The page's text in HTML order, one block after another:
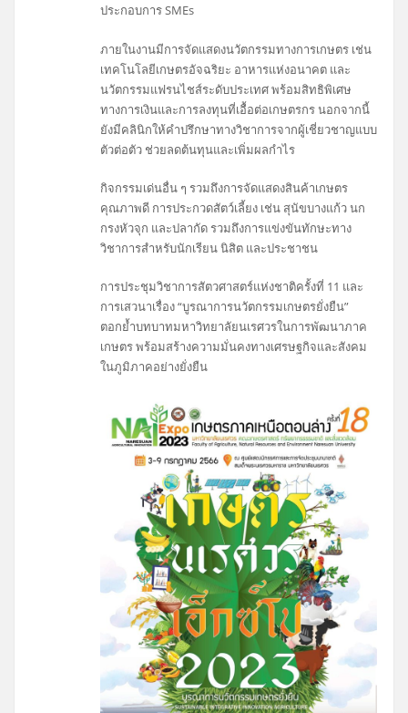
ประกอบการ SMEs
ภายในงานมีการจัดแสดงนวัตกรรมทางการเกษตร เช่น
เทคโนโลยีเกษตรอัจฉริยะ อาหารแห่งอนาคต และ
นวัตกรรมแฟรนไชส์ระดับประเทศ พร้อมสิทธิพิเศษ
ทางการเงินและการลงทุนที่เอื้อต่อเกษตรกร นอกจากนี้
ยังมีคลินิกให้คำปรึกษาทางวิชาการจากผู้เชี่ยวชาญแบบ
ตัวต่อตัว ช่วยลดต้นทุนและเพิ่มผลกำไร
กิจกรรมเด่นอื่น ๆ รวมถึงการจัดแสดงสินค้าเกษตร
คุณภาพดี การประกวดสัตว์เลี้ยง เช่น สุนัขบางแก้ว นก
กรงหัวจุก และปลากัด รวมถึงการแข่งขันทักษะทาง
วิชาการสำหรับนักเรียน นิสิต และประชาชน
การประชุมวิชาการสัตวศาสตร์แห่งชาติครั้งที่ 11 และ
การเสวนาเรื่อง “บูรณาการนวัตกรรมเกษตรยั่งยืน”
ตอกย้ำบทบาทมหาวิทยาลัยนเรศวรในการพัฒนาภาค
เกษตร พร้อมสร้างความมั่นคงทางเศรษฐกิจและสังคม
ในภูมิภาคอย่างยั่งยืน